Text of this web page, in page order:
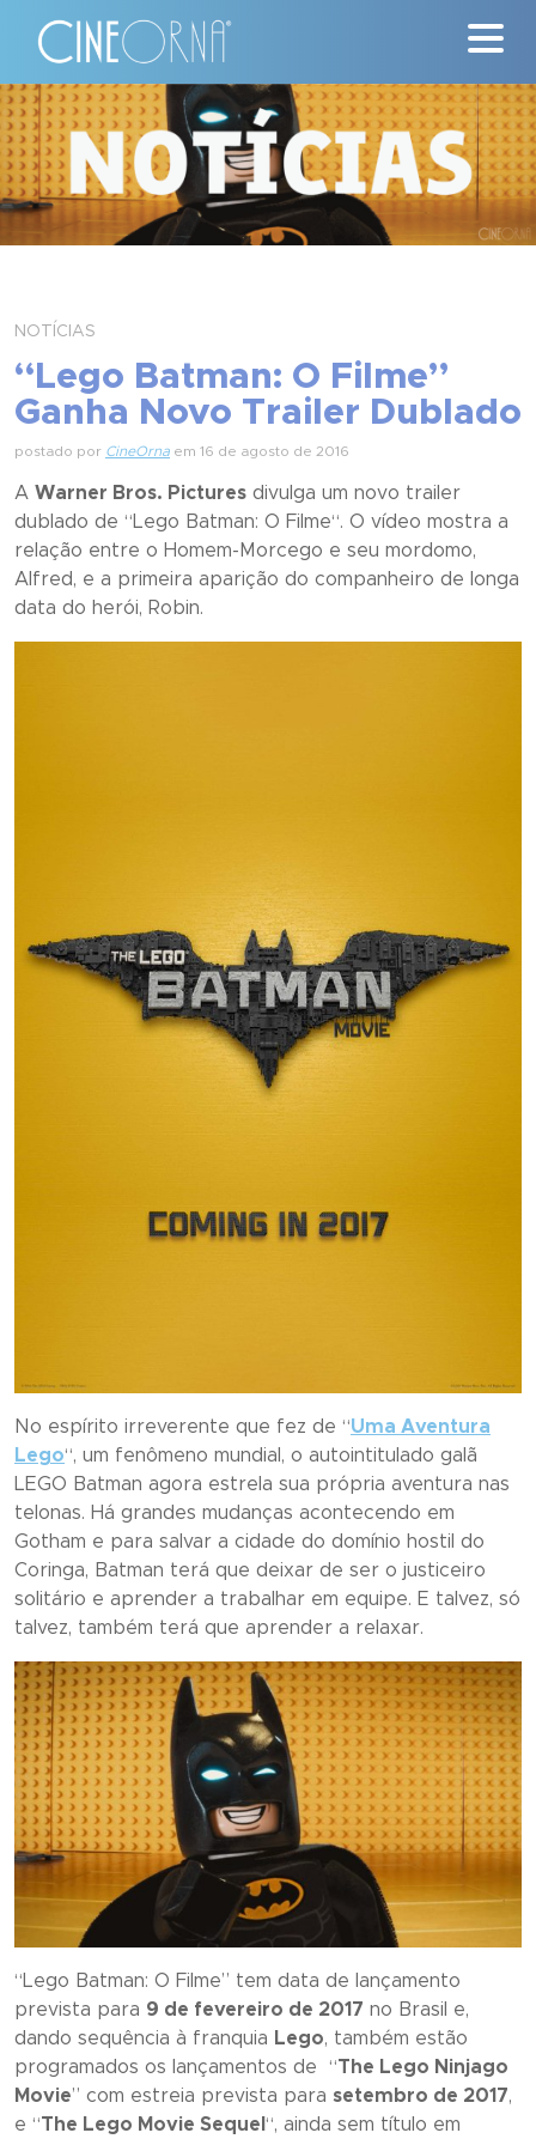
Críticas
News
#ClássicosCineOrna
Nossa História
Contato
NOTÍCIAS
“Lego Batman: O Filme”
Ganha Novo Trailer Dublado
postado por CineOrna em 16 de agosto de 2016
A Warner Bros. Pictures divulga um novo trailer
dublado de “Lego Batman: O Filme“. O vídeo mostra a
relação entre o Homem-Morcego e seu mordomo,
Alfred, e a primeira aparição do companheiro de longa
data do herói, Robin.
No espírito irreverente que fez de “Uma Aventura
Lego“, um fenômeno mundial, o autointitulado galã
LEGO Batman agora estrela sua própria aventura nas
telonas. Há grandes mudanças acontecendo em
Gotham e para salvar a cidade do domínio hostil do
Coringa, Batman terá que deixar de ser o justiceiro
solitário e aprender a trabalhar em equipe. E talvez, só
talvez, também terá que aprender a relaxar.
“Lego Batman: O Filme” tem data de lançamento
prevista para 9 de fevereiro de 2017 no Brasil e,
dando sequência à franquia Lego, também estão
programados os lançamentos de “The Lego Ninjago
Movie” com estreia prevista para setembro de 2017,
e “The Lego Movie Sequel “, ainda sem título em